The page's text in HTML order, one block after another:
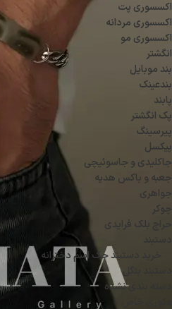
اکسسوری پت
اکسسوری مردانه
اکسسوری مو
انگشتر
بند موبایل
بندعینک
پابند
پک انگشتر
پیرسینگ
پیکسل
جاکلیدی و جاسوئیچی
جعبه و باکس هدیه
جواهری
چوکر
حراج بلک فرایدی
خرید دستبند حک اسم دخترانه
دسته بندی نشده